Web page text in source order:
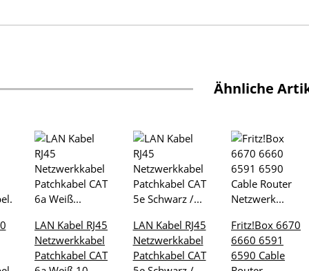
Ähnliche
LAN Kabel RJ45
Netzwerkkabel
Patchkabel CAT
LAN Kabel RJ45
Netzwerkkabel
Patchkabel CAT
Fritz!Box 6670
6660 6591
6590 Cable